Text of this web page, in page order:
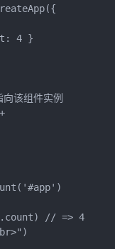
4 }
该组件实例
// => 4